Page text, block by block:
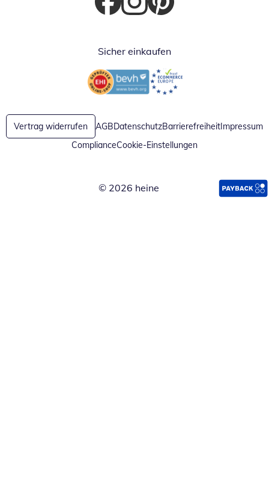
Öffnet in neuem Fenster
Öffnet in neuem Fenster
Öffnet in neuem Fenster
Sicher einkaufen
Öffnet in neuem FensterÖffnet in neuem Fenster
Vertrag widerrufen AGBDatenschutzBarrierefreiheitImpressum
ComplianceCookie-Einstellungen
© 2026 heine